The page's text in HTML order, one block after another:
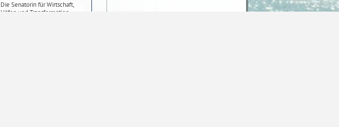
Die Senatorin für Wirtschaft,
Häfen und Transformation